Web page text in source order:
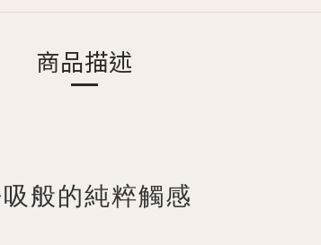
商品描述
般的純粹觸感